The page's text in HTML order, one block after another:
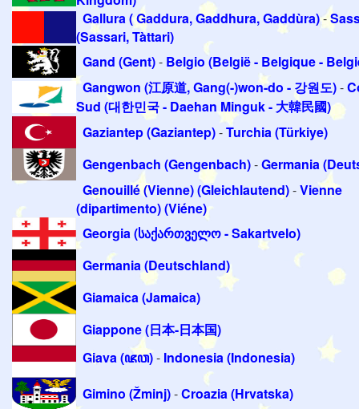
Gallura ( Gaddura, Gaddhura, Gaddùra)-
(Sassari, Tàttari)
Gand (Gent)- Belgio (België - Belgique -
Gangwon (江原道, Gang(-)won-do - 강원도)-
Sud (대한민국 - Daehan Minguk - 大韓民國)
Gaziantep (Gaziantep)-Turchia (Türkiye)
Gengenbach (Gengenbach)-Germania
Genouillé (Vienne) (Gleichlautend)-Vienne
(dipartimento) (Viéne)
Georgia (საქართველო - Sakartvelo)
Germania (Deutschland)
Giamaica (Jamaica)
Giappone (日本-日本国)
Giava (ꦗꦮ)- Indonesia (Indonesia)
Gimino (Žminj)-Croazia (Hrvatska)